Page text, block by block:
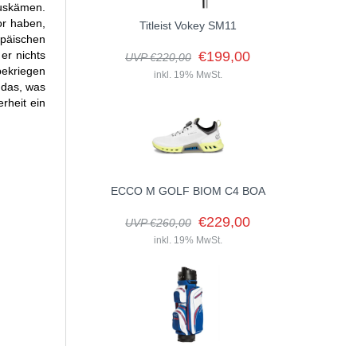
haben,
nichts
was
ein
Titleist Vokey SM11
UVP €220,00 €199,00
inkl. 19% MwSt.
ECCO M GOLF BIOM C4 BOA
UVP €260,00 €229,00
inkl. 19% MwSt.